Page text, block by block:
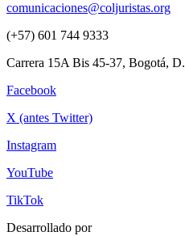
comunicaciones@coljuristas.org
(+57) 601 744 9333
Carrera 15A Bis 45-37, Bogotá,
Facebook
X (antes Twitter)
Instagram
YouTube
TikTok
Desarrollado por